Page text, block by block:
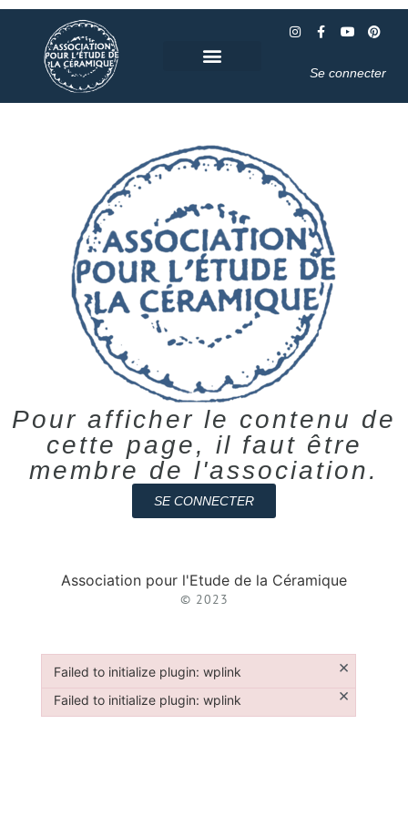
Se connecter
Pour afficher le contenu de
cette page, il faut être
membre de l'association.
SE CONNECTER
Association pour l'Etude de la Céramique
© 2023
Failed to initialize plugin: wplink ×
Failed to initialize plugin: wplink
Failed to initialize plugin: wplink ×